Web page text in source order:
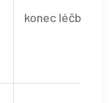
konec léčby